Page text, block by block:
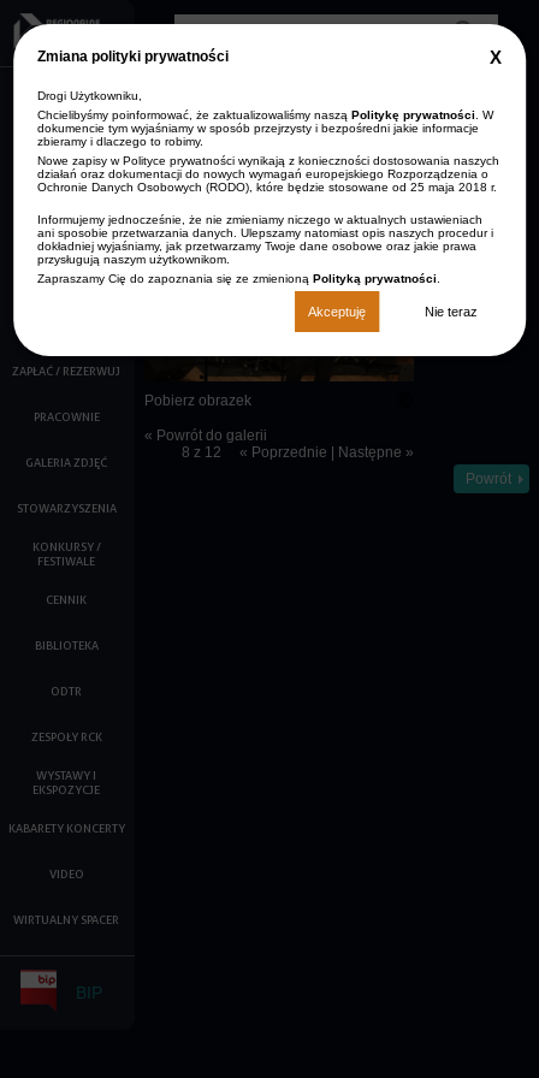
Zmiana polityki prywatności
Drogi Użytkowniku,
Chcielibyśmy poinformować, że zaktualizowaliśmy nasząPolitykę prywatności
. W
dokumencie tym wyjaśniamy w sposób przejrzysty i bezpośredni jakie informacje
zbieramy i dlaczego to robimy.
Nowe zapisy w Polityce prywatności wynikają z konieczności dostosowania naszych
działań oraz dokumentacji do nowych wymagań europejskiego Rozporządzenia o
Ochronie Danych Osobowych (RODO), które będzie stosowane od 25 maja 2018 r.
Informujemy jednocześnie, że nie zmieniamy niczego w aktualnych ustawieniach
ani sposobie przetwarzania danych. Ulepszamy natomiast opis naszych procedur i
dokładniej wyjaśniamy, jak przetwarzamy Twoje dane osobowe oraz jakie prawa
przysługują naszym użytkownikom.
Zapraszamy Cię do zapoznania się ze zmienionąPolityką prywatności
Akceptuję Nie teraz
Close
AKTUALNOŚCI
ARCHIWUM
AKTUALNOŚCI
O NAS
KALENDARZ IMPREZ
FILMY
ZAPŁAĆ / REZERWUJ
PRACOWNIE
GALERIA ZDJĘĆ
STOWARZYSZENIA
KONKURSY /
FESTIWALE
CENNIK
BIBLIOTEKA
ODTR
ZESPOŁY RCK
WYSTAWY I
EKSPOZYCJE
KABARETY KONCERTY
VIDEO
WIRTUALNY SPACER
BIP
KONTAKT
czcionki
Pobierz obrazek
« Powrót do galerii
8 z 12
« Poprzednie Następne »
Krzysztof
Kiljański
scenie
Powrót